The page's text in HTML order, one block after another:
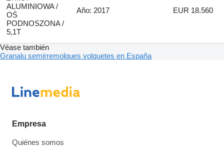
ALUMINIOWA /
OŚ
PODNOSZONA /
5,1T
Año: 2017 EUR 18.560
Véase también
Granalu semirremolques volquetes en España
Empresa
Quiénes somos